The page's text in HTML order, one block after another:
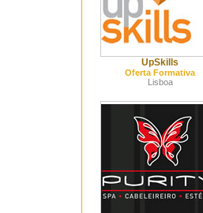
UpSkills
Oferta Formativa
Lisboa